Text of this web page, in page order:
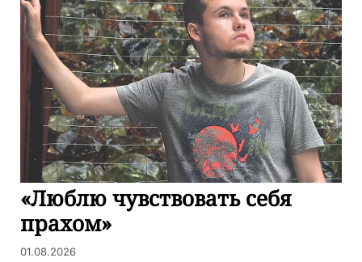
«Люблю чувствовать себя
прахом»
01.08.2026